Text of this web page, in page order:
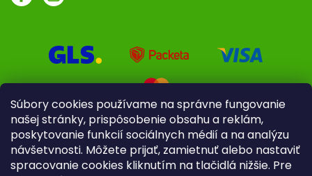
Súbory cookies používame na správne fungovanie
našej stránky, prispôsobenie obsahu a reklám,
poskytovanie funkcií sociálnych médií a na analýzu
návšetvnosti. Môžete prijať, zamietnuť alebo nastaviť
spracovanie cookies kliknutím na tlačidlá nižšie. Pre